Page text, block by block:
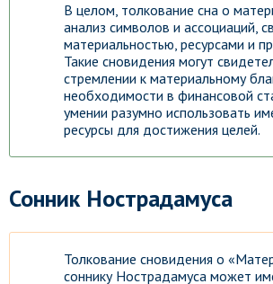
В целом, толкование сна о
анализ символов и ассоциаций,
материальностью, ресурсами и
Такие сновидения могут
стремлении к материальному
необходимости в финансовой
умении разумно использовать
ресурсы для достижения целей.
Сонник Нострадамуса
Толкование сновидения о
соннику Нострадамуса может